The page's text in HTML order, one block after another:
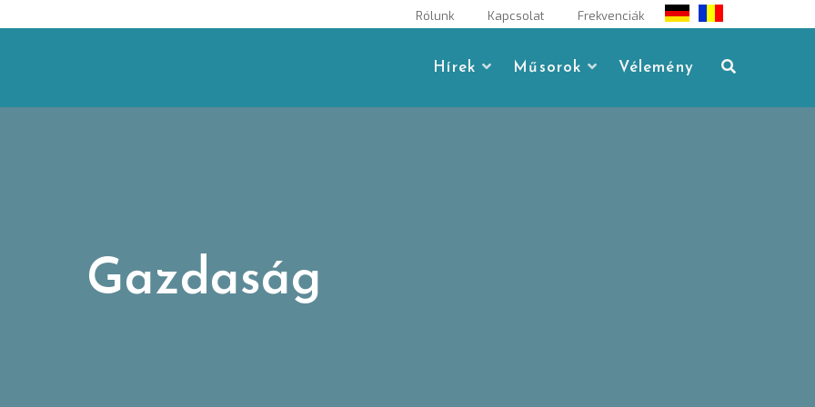
Rólunk Kapcsolat Frekvenciák
Hírek Műsorok Vélemény
Gazdaság